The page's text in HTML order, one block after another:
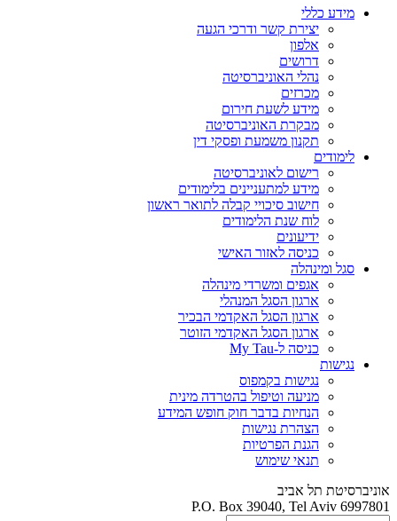
מידע כללי
יצירת קשר ודרכי הגעה
אלפון
דרושים
נהלי האוניברסיטה
מכרזים
מידע לשעת חירום
מבקרת האוניברסיטה
תקנון משמעת ופסקי דין
לימודים
רישום לאוניברסיטה
מידע למתעניינים בלימודים
חישוב סיכויי קבלה לתואר ראשון
לוח שנת הלימודים
ידיעונים
כניסה לאזור האישי
סגל ומינהלה
אגפים ומשרדי מינהלה
ארגון הסגל המנהלי
ארגון הסגל האקדמי הבכיר
ארגון הסגל האקדמי הזוטר
כניסה ל-My Tau
נגישות
נגישות בקמפוס
מניעה וטיפול בהטרדה מינית
הנחיות בדבר חוק חופש המידע
הצהרת נגישות
הגנת הפרטיות
תנאי שימוש
אוניברסיטת תל אביב
P.O. Box 39040, Tel Aviv 6997801